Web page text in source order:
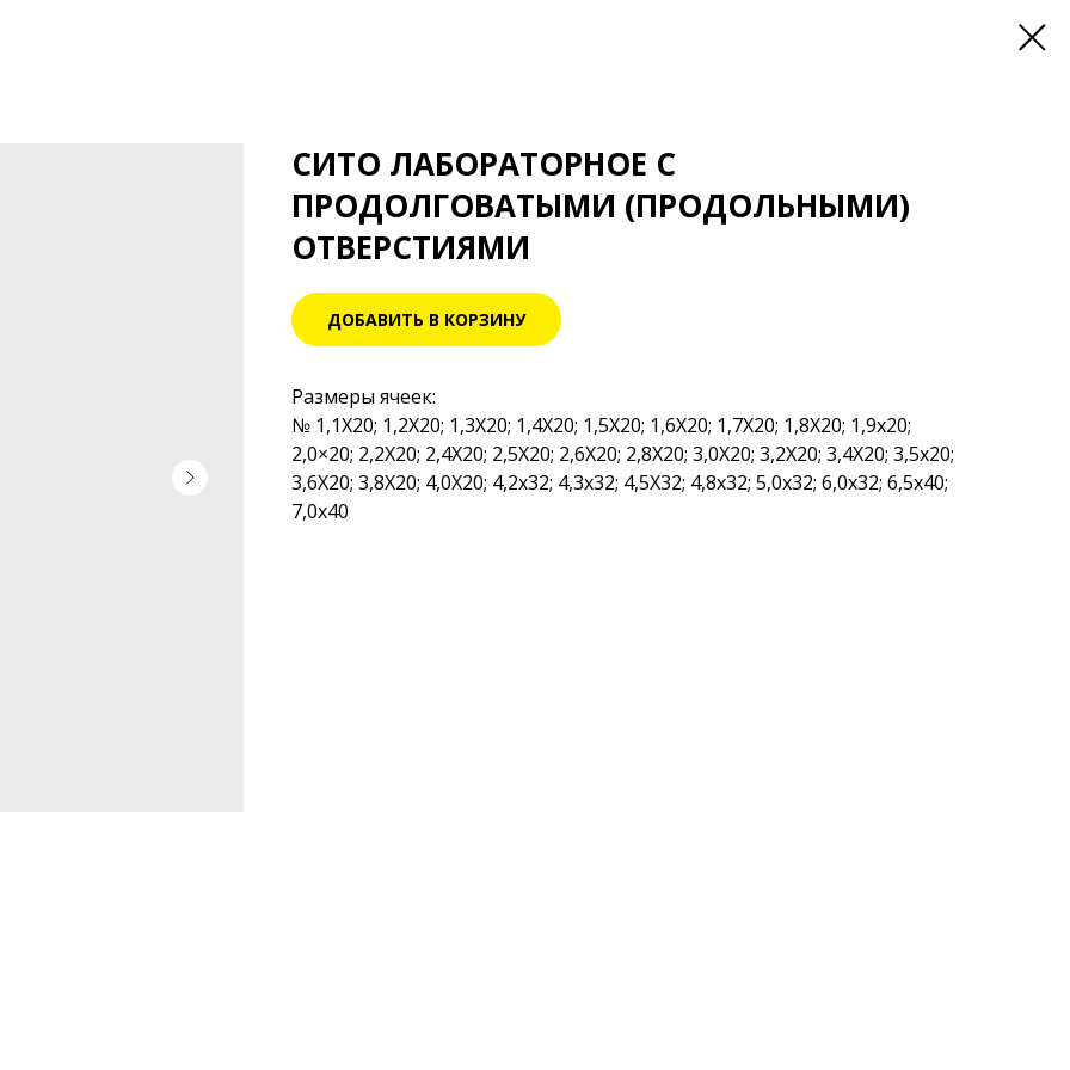
СИТО ЛАБОРАТОРНОЕ С
ПРОДОЛГОВАТЫМИ (ПРОДОЛЬНЫМИ)
ОТВЕРСТИЯМИ
ДОБАВИТЬ В КОРЗИНУ
Размеры ячеек:
№ 1,1X20; 1,2X20; 1,3X20; 1,4X20; 1,5X20; 1,6X20; 1,7X20; 1,8X20; 1,9х20;
2,0×20; 2,2X20; 2,4X20; 2,5X20; 2,6X20; 2,8X20; 3,0X20; 3,2X20; 3,4X20; 3,5х20;
3,6X20; 3,8X20; 4,0X20; 4,2х32; 4,3х32; 4,5X32; 4,8х32; 5,0х32; 6,0х32; 6,5х40;
7,0х40